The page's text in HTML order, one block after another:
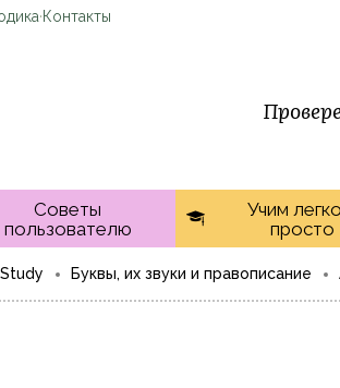
·Контакты
Советы
пользователю
Учим
просто
Буквы, их звуки и правописание